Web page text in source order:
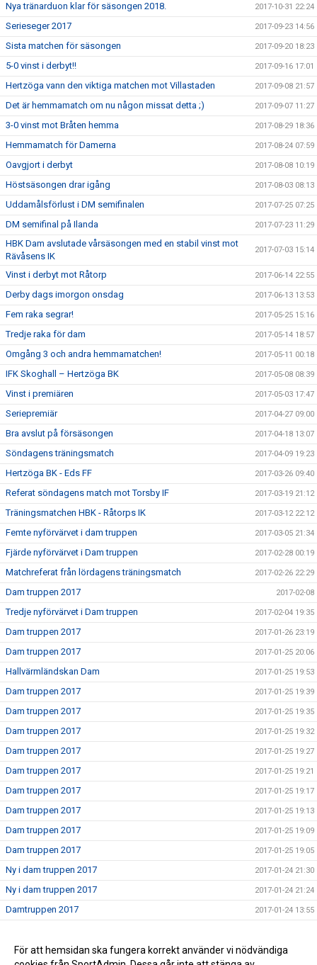
Nya tränarduon klar för säsongen 2018. 2017-10-31 22:24
Serieseger 2017 2017-09-23 14:56
Sista matchen för säsongen 2017-09-20 18:23
5-0 vinst i derbyt!! 2017-09-16 17:01
Hertzöga vann den viktiga matchen mot Villastaden 2017-09-08 21:57
Det är hemmamatch om nu någon missat detta ;) 2017-09-07 11:27
3-0 vinst mot Bråten hemma 2017-08-29 18:36
Hemmamatch för Damerna 2017-08-24 07:59
Oavgjort i derbyt 2017-08-08 10:19
Höstsäsongen drar igång 2017-08-03 08:13
Uddamålsförlust i DM semifinalen 2017-07-25 07:25
DM semifinal på Ilanda 2017-07-23 11:29
HBK Dam avslutade vårsäsongen med en stabil vinst mot
Rävåsens IK
2017-07-03 15:14
Vinst i derbyt mot Råtorp 2017-06-14 22:55
Derby dags imorgon onsdag 2017-06-13 13:53
Fem raka segrar! 2017-05-25 15:16
Tredje raka för dam 2017-05-14 18:57
Omgång 3 och andra hemmamatchen! 2017-05-11 00:18
IFK Skoghall – Hertzöga BK 2017-05-08 08:39
Vinst i premiären 2017-05-03 17:47
Seriepremiär 2017-04-27 09:00
Bra avslut på försäsongen 2017-04-18 13:07
Söndagens träningsmatch 2017-04-09 19:23
Hertzöga BK - Eds FF 2017-03-26 09:40
Referat söndagens match mot Torsby IF 2017-03-19 21:12
Träningsmatchen HBK - Råtorps IK 2017-03-12 22:12
Femte nyförvärvet i dam truppen 2017-03-05 21:34
Fjärde nyförvärvet i Dam truppen 2017-02-28 00:19
Matchreferat från lördagens träningsmatch 2017-02-26 22:29
Dam truppen 2017 2017-02-08
Tredje nyförvärvet i Dam truppen 2017-02-04 19:35
Dam truppen 2017 2017-01-26 23:19
Dam truppen 2017 2017-01-25 20:06
Hallvärmländskan Dam 2017-01-25 19:53
Dam truppen 2017 2017-01-25 19:39
Dam truppen 2017 2017-01-25 19:35
Dam truppen 2017 2017-01-25 19:32
Dam truppen 2017 2017-01-25 19:27
Dam truppen 2017 2017-01-25 19:21
Dam truppen 2017 2017-01-25 19:17
Dam truppen 2017 2017-01-25 19:13
Dam truppen 2017 2017-01-25 19:09
Dam truppen 2017 2017-01-25 19:05
Ny i dam truppen 2017 2017-01-24 21:30
Ny i dam truppen 2017 2017-01-24 21:24
Damtruppen 2017 2017-01-24 13:55
Nu börjar vi sätta truppen 2017 2017-01-24 00:17
För att hemsidan ska fungera korrekt använder vi nödvändiga